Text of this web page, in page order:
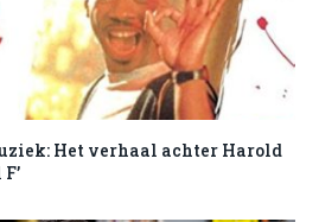
Het verhaal achter Harold